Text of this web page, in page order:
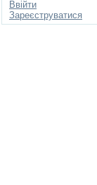
Ввійти
Зареєструватися